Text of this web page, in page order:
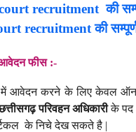
recruitment की
recruitment की सम्पूर्ण
फीस :-
में आवेदन करने के लिए केवल
परिवहन अधिकारीके पद
के निचे देख सकते है |